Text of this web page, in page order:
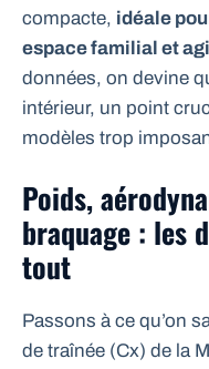
compacte, idéale
espace familial et
données, on devine
intérieur, un point
modèles trop
Poids,
braquage : les
tout
Passons à ce qu’on
de traînée (Cx) de la